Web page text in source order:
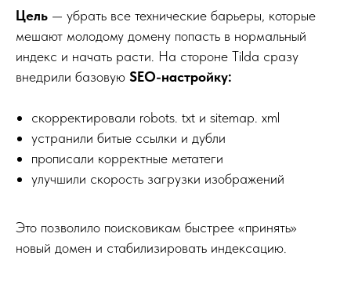
Цель — убрать все технические барьеры, которые
мешают молодому домену попасть в нормальный
индекс и начать расти. На стороне Tilda сразу
внедрили базовую SEO-настройку:
скорректировали robots. txt и sitemap. xml
устранили битые ссылки и дубли
прописали корректные метатеги
улучшили скорость загрузки изображений
Это позволило поисковикам быстрее «принять»
новый домен и стабилизировать индексацию.